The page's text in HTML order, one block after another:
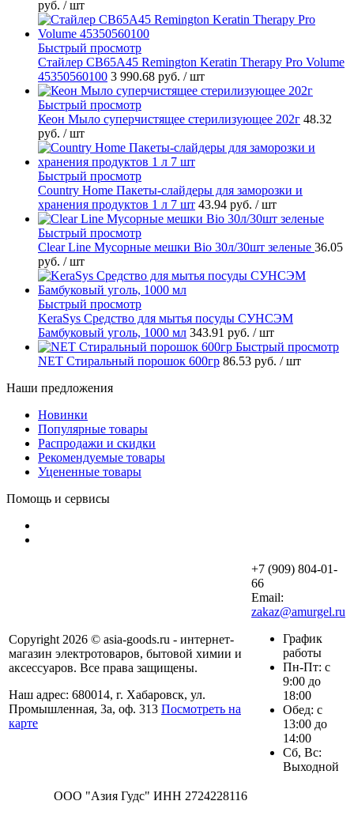
руб. / шт
Быстрый просмотр
Стайлер CB65A45 Remington Keratin Therapy Pro Volume
45350560100 3 990.68 руб. / шт
Быстрый просмотр
Кеон Мыло суперчистящее стерилизующее 202г 48.32
руб. / шт
Быстрый просмотр
Country Home Пакеты-слайдеры для заморозки и
хранения продуктов 1 л 7 шт 43.94 руб. / шт
Быстрый просмотр
Clear Line Мусорные мешки Bio 30л/30шт зеленые 36.05
руб. / шт
Быстрый просмотр
KeraSys Средство для мытья посуды СУНСЭМ
Бамбуковый уголь, 1000 мл 343.91 руб. / шт
Быстрый просмотр
NET Стиральный порошок 600гр 86.53 руб. / шт
Наши предложения
Новинки
Популярные товары
Распродажи и скидки
Рекомендуемые товары
Уцененные товары
Помощь и сервисы
Copyright 2026 © asia-goods.ru - интернет-
магазин электротоваров, бытовой химии и
аксессуаров. Все права защищены.
Наш адрес: 680014, г. Хабаровск, ул.
Промышленная, 3а, оф. 313 Посмотреть на
карте
+7 (909) 804-01-
66
Email:
zakaz@amurgel.ru
График
работы
Пн-Пт: с
9:00 до
18:00
Обед: с
13:00 до
14:00
Сб, Вс:
Выходной
ООО "Азия Гудс" ИНН 2724228116